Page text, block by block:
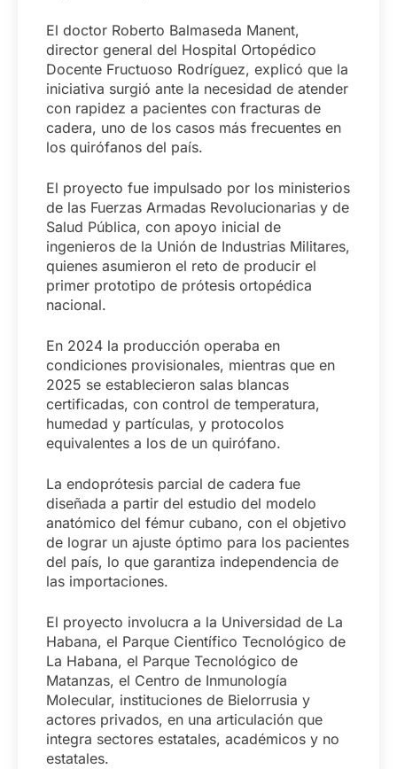
El doctor Roberto Balmaseda Manent,
director general del Hospital Ortopédico
Docente Fructuoso Rodríguez, explicó que la
iniciativa surgió ante la necesidad de atender
con rapidez a pacientes con fracturas de
cadera, uno de los casos más frecuentes en
los quirófanos del país.
El proyecto fue impulsado por los ministerios
de las Fuerzas Armadas Revolucionarias y de
Salud Pública, con apoyo inicial de
ingenieros de la Unión de Industrias Militares,
quienes asumieron el reto de producir el
primer prototipo de prótesis ortopédica
nacional.
En 2024 la producción operaba en
condiciones provisionales, mientras que en
2025 se establecieron salas blancas
certificadas, con control de temperatura,
humedad y partículas, y protocolos
equivalentes a los de un quirófano.
La endoprótesis parcial de cadera fue
diseñada a partir del estudio del modelo
anatómico del fémur cubano, con el objetivo
de lograr un ajuste óptimo para los pacientes
del país, lo que garantiza independencia de
las importaciones.
El proyecto involucra a la Universidad de La
Habana, el Parque Científico Tecnológico de
La Habana, el Parque Tecnológico de
Matanzas, el Centro de Inmunología
Molecular, instituciones de Bielorrusia y
actores privados, en una articulación que
integra sectores estatales, académicos y no
estatales.